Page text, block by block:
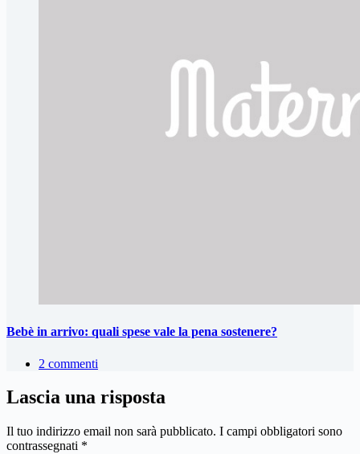
Bebè in arrivo: quali spese vale la pena sostenere?
2 commenti
Lascia una risposta
Il tuo indirizzo email non sarà pubblicato. I campi obbligatori sono
contrassegnati *